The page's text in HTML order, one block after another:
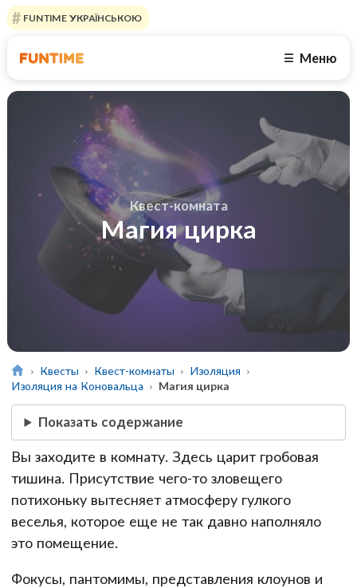
FUNTIME УКРАЇНСЬКОЮ
☰ Меню
Квест-комната
Магия цирка
Квесты Квест-комнаты
Изоляция
Изоляция на Коновальца
Магия цирка
Показать содержание
Вы заходите в комнату. Здесь царит гробовая
тишина. Присутствие чего-то зловещего
потихоньку вытесняет атмосферу гулкого
веселья, которое еще не так давно наполняло
это помещение.
Фокусы, пантомимы, представления клоунов и